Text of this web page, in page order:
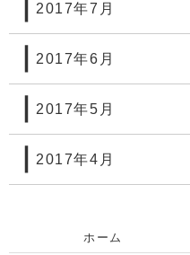
2017年7月
2017年6月
2017年5月
2017年4月
ホーム